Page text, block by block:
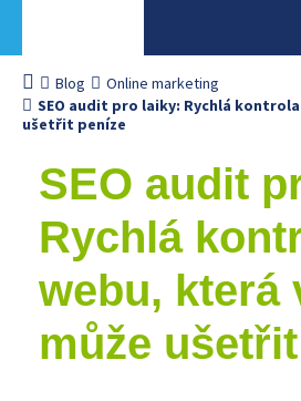
Blog
Online marketing
SEO audit pro laiky: Rychlá
ušetřit peníze
SEO audit
Rychlá
webu, která
může